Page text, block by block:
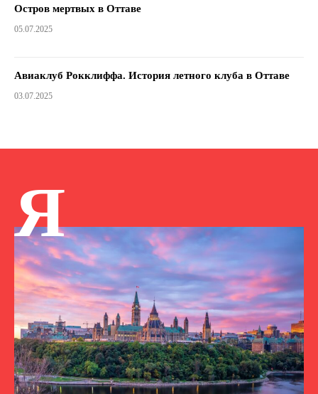
Остров мертвых в Оттаве
05.07.2025
Авиаклуб Рокклиффа. История летного клуба в Оттаве
03.07.2025
Я